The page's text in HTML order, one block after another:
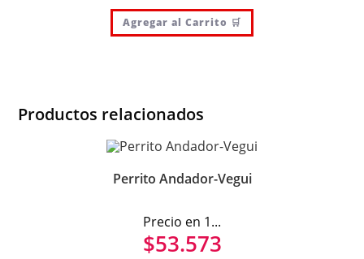
Agregar al Carrito 🛒
Productos relacionados
Perrito Andador-Vegui
Precio en 1...
$53.573